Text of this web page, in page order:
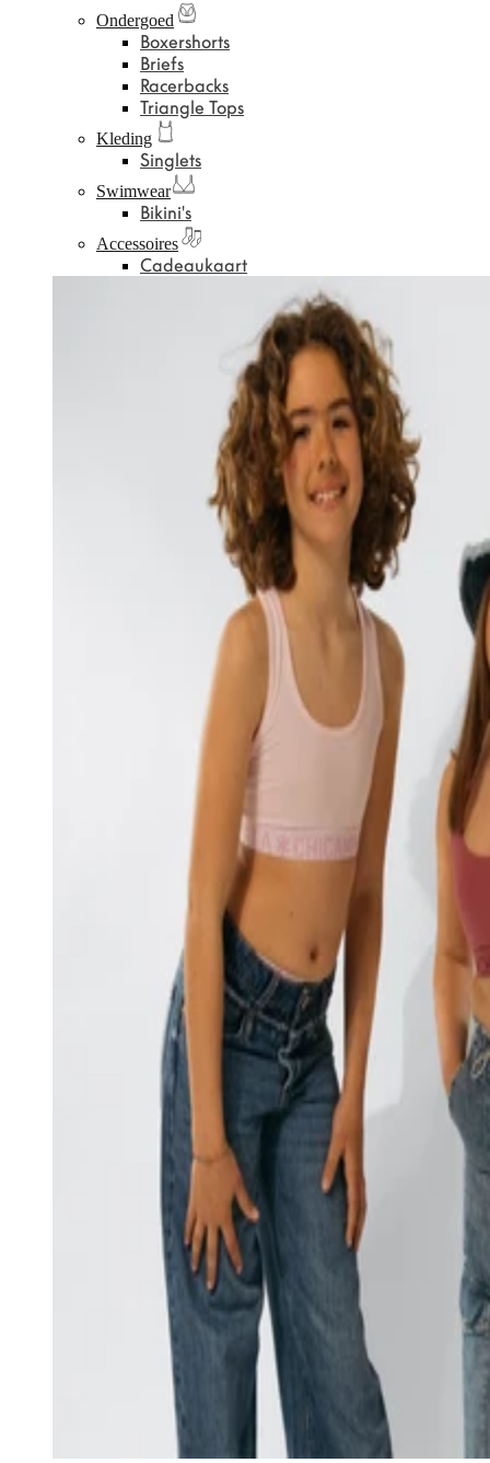
Ondergoed
Boxershorts
Briefs
Racerbacks
Triangle Tops
Kleding
Singlets
Swimwear
Bikini's
Accessoires
Cadeaukaart